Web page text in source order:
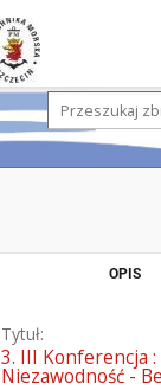
OPIS
Tytuł:
3. III Konferencja
Niezawodność -